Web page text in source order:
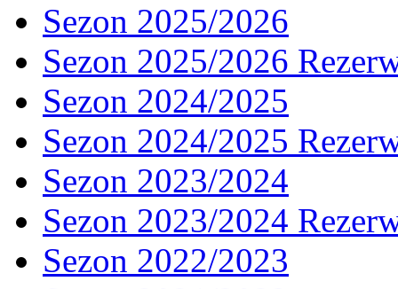
Sezon 2025/2026
Sezon 2025/2026
Sezon 2024/2025
Sezon 2024/2025
Sezon 2023/2024
Sezon 2023/2024
Sezon 2022/2023